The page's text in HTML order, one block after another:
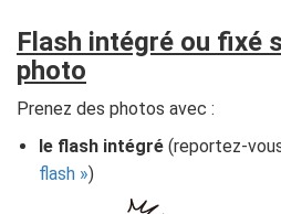
Flash intégré ou fixé
photo
Prenez des photos avec :
le flash intégré (reportez-
flash
)